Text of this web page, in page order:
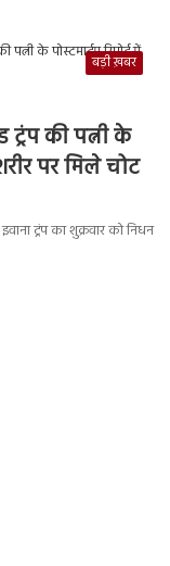
बड़ी ख़बर
ट्रंप की पत्नी के
पर मिले चोट
ट्रंप का शुक्रवार को निधन